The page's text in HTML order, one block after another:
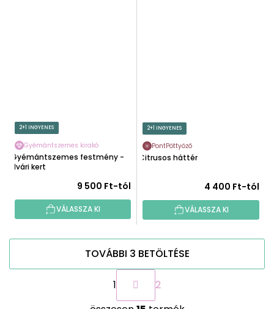
2+1 INGYENES
Gyémántszemes kirakó
Gyémántszemes festmény -
Nyári kert
9 500 Ft-tól
VÁLASSZA KI
2+1 INGYENES
PontPöttyöző
Citrusos háttér
4 400 Ft-tól
VÁLASSZA KI
L
TOVÁBBI 3 BETÖLTÉSE
L
a
p
1
2